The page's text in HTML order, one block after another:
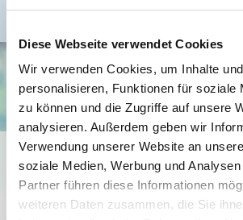
Diese Webseite verwendet Cookies
Wir verwenden Cookies, um Inhalte
personalisieren, Funktionen für soziale
zu können und die Zugriffe auf unsere
analysieren. Außerdem geben wir
Verwendung unserer Website an
soziale Medien, Werbung und
Partner führen diese Informationen
weiteren Daten zusammen, die Sie
Ich bin damit einverstanden, dass mir
angezeigt werden. Es
Datenschutzbedingungen von